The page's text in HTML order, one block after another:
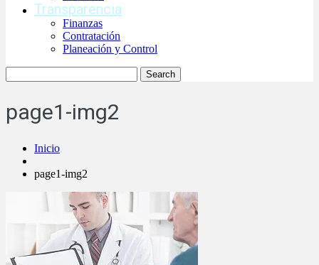
Transparencia
Finanzas
Contratación
Planeación y Control
page1-img2
Inicio
page1-img2